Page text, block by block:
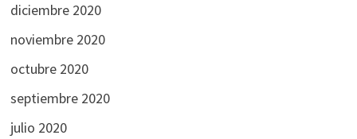
diciembre 2020
noviembre 2020
octubre 2020
septiembre 2020
julio 2020